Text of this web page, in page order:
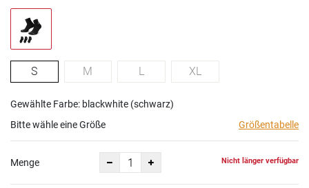
S M L XL
Gewählte Farbe: blackwhite (schwarz)
Bitte wähle eine Größe
Größentabelle
Menge Nicht länger verfügbar